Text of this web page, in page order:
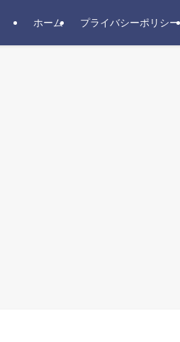
ホーム プライバシーポリシー